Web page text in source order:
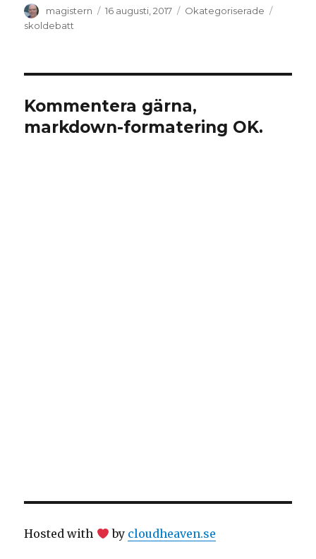
Författare
magistern
Publicerat
16 augusti, 2017 Kategorier
Okategoriserade
skoldebatt
Kommentera gärna,
markdown-formatering OK.
Hosted with by cloudheaven.se